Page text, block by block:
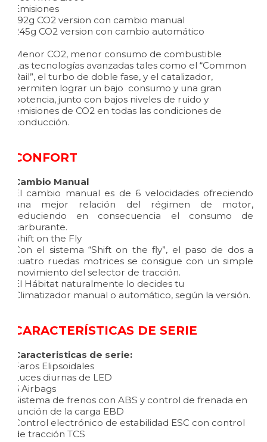
Emisiones
192g CO2 version con cambio manual
245g CO2 version con cambio automático
Menor CO2, menor consumo de combustible
Las tecnologías avanzadas tales como el “Common
Rail”, el turbo de doble fase, y el catalizador,
permiten lograr un bajo consumo y una gran
potencia, junto con bajos niveles de ruido y
emisiones de CO2 en todas las condiciones de
conducción.
CONFORT
Cambio Manual
El cambio manual es de 6 velocidades ofreciendo
una mejor relación del régimen de motor,
reduciendo en consecuencia el consumo de
carburante.
Shift on the Fly
Con el sistema “Shift on the fly”, el paso de dos a
cuatro ruedas motrices se consigue con un simple
movimiento del selector de tracción.
El Hábitat naturalmente lo decides tu
Climatizador manual o automático, según la versión.
CARACTERÍSTICAS DE SERIE
Caracteristicas de serie:
Faros Elipsoidales
Luces diurnas de LED
6 Airbags
Sistema de frenos con ABS y control de frenada en
función de la carga EBD
Control electrónico de estabilidad ESC con control
de tracción TCS